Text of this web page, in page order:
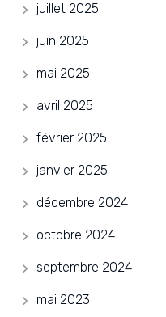
juillet 2025
juin 2025
mai 2025
avril 2025
février 2025
janvier 2025
décembre 2024
octobre 2024
septembre 2024
mai 2023